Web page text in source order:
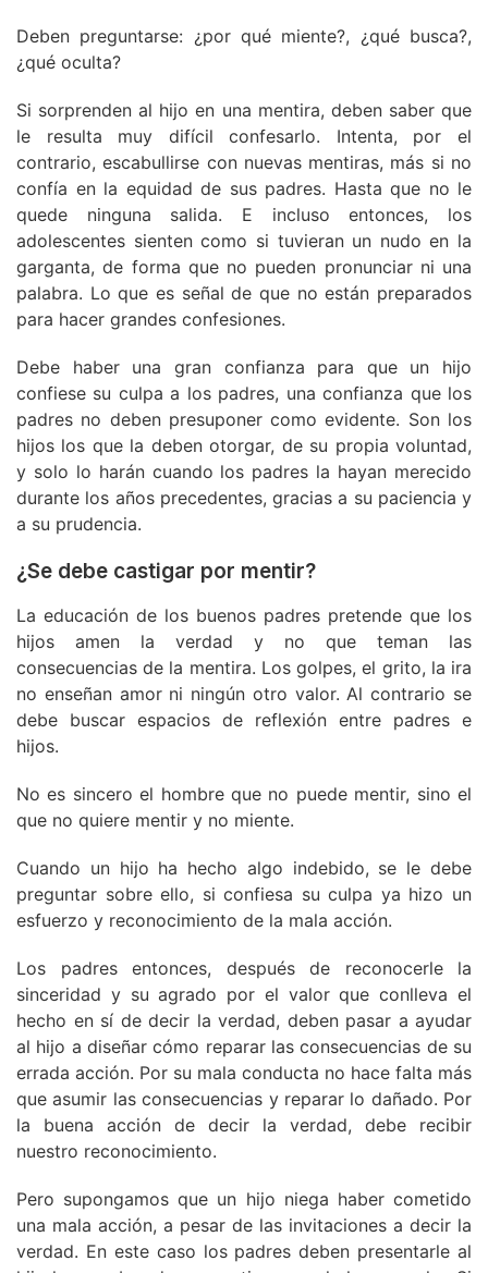
Deben preguntarse: ¿por qué miente?, ¿qué busca?,
¿qué oculta?
Si sorprenden al hijo en una mentira, deben saber que
le resulta muy difícil confesarlo. Intenta, por el
contrario, escabullirse con nuevas mentiras, más si no
confía en la equidad de sus padres. Hasta que no le
quede ninguna salida. E incluso entonces, los
adolescentes sienten como si tuvieran un nudo en la
garganta, de forma que no pueden pronunciar ni una
palabra. Lo que es señal de que no están preparados
para hacer grandes confesiones.
Debe haber una gran confianza para que un hijo
confiese su culpa a los padres, una confianza que los
padres no deben presuponer como evidente. Son los
hijos los que la deben otorgar, de su propia voluntad,
y solo lo harán cuando los padres la hayan merecido
durante los años precedentes, gracias a su paciencia y
a su prudencia.
¿Se debe castigar por mentir?
La educación de los buenos padres pretende que los
hijos amen la verdad y no que teman las
consecuencias de la mentira. Los golpes, el grito, la ira
no enseñan amor ni ningún otro valor. Al contrario se
debe buscar espacios de reflexión entre padres e
hijos.
No es sincero el hombre que no puede mentir, sino el
que no quiere mentir y no miente.
Cuando un hijo ha hecho algo indebido, se le debe
preguntar sobre ello, si confiesa su culpa ya hizo un
esfuerzo y reconocimiento de la mala acción.
Los padres entonces, después de reconocerle la
sinceridad y su agrado por el valor que conlleva el
hecho en sí de decir la verdad, deben pasar a ayudar
al hijo a diseñar cómo reparar las consecuencias de su
errada acción. Por su mala conducta no hace falta más
que asumir las consecuencias y reparar lo dañado. Por
la buena acción de decir la verdad, debe recibir
nuestro reconocimiento.
Pero supongamos que un hijo niega haber cometido
una mala acción, a pesar de las invitaciones a decir la
verdad. En este caso los padres deben presentarle al